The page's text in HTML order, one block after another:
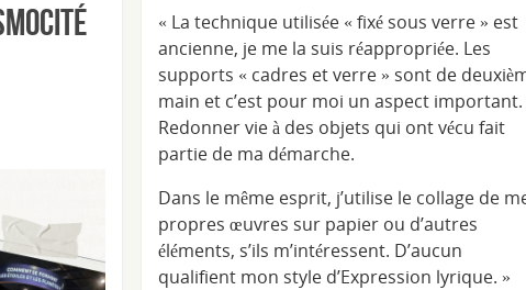
« La technique utilisée « fixé sous verre » est
ancienne, je me la suis réappropriée. Les
supports « cadres et verre » sont de
main et c’est pour moi un aspect important.
Redonner vie à des objets qui ont vécu fait
partie de ma démarche.
Dans le même esprit, j’utilise le collage de
propres œuvres sur papier ou d’autres
éléments, s’ils m’intéressent. D’aucun
qualifient mon style d’Expression lyrique. »